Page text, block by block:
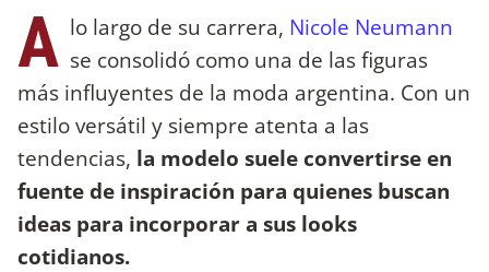
A lo largo de su carrera, Nicole Neumann
se consolidó como una de las figuras
más influyentes de la moda argentina. Con un
estilo versátil y siempre atenta a las
tendencias, la modelo suele convertirse en
fuente de inspiración para quienes buscan
ideas para incorporar a sus looks
cotidianos.